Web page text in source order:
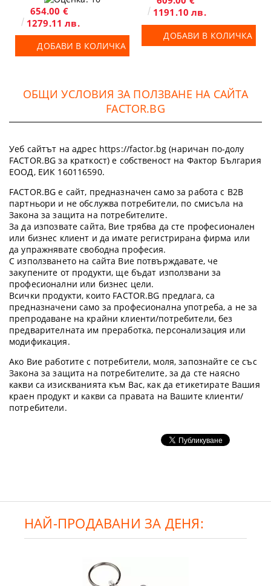
654.00 €
1279.11 лв.
ДОБАВИ В КОЛИЧКА
1191.10 лв.
ДОБАВИ В КОЛИЧКА
ОБЩИ УСЛОВИЯ ЗА ПОЛЗВАНЕ НА САЙТА
FACTOR.BG
Уеб сайтът на адрес https://factor.bg (наричан по-долу
FACTOR.BG за краткост) е собственост на Фактор България
ЕООД, ЕИК 160116590.
FACTOR.BG е сайт, предназначен само за работа с B2B
партньори и не обслужва потребители, по смисъла на
Закона за защита на потребителите.
За да изпозвате сайта, Вие трябва да сте професионален
или бизнес клиент и да имате регистрирана фирма или
да упражнявате свободна професия.
С използването на сайта Вие потвърждавате, че
закупените от продукти, ще бъдат използвани за
професионални или бизнес цели.
Всички продукти, които FACTOR.BG предлага, са
предназначени само за професионална употреба, а не за
препродаване на крайни клиенти/потребители, без
предварителната им преработка, персонализация или
модификация.
Ако Вие работите с потребители, моля, запознайте се със
Закона за защита на потребителите, за да сте наясно
какви са изискванията към Вас, как да етикетирате Вашия
краен продукт и какви са правата на Вашите клиенти/
потребители.
НАЙ-ПРОДАВАНИ ЗА ДЕНЯ: